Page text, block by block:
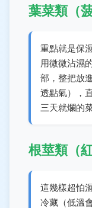
葉菜類（
重點就是保
用微微沾濕
部，整把放
透點氣），
三天就爛的
根莖類（
這幾樣超怕
冷藏（低溫